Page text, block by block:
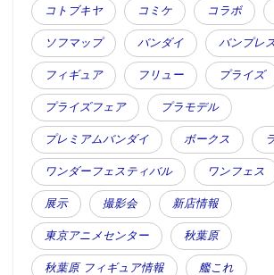
コトブキヤ コミケ コラボ
ソフマップ バンダイ バンプレ
フィギュア フリュー プライズ
プライズフェア プラモデル
プレミアムバンダイ ボークス
ワンダーフェスティバル ワンフェス
展示 撮影会 新店情報
東京アニメセンター 秋葉原
秋葉原 フィギュア情報 艦これ